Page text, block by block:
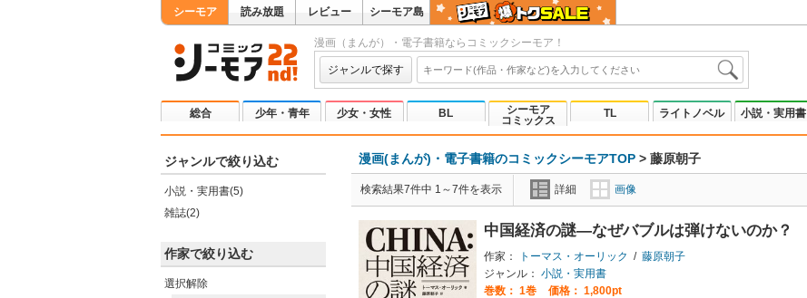
シーモア 読み放題 レビュー シーモア島
漫画（まんが）・電子書籍ならコミックシーモア！
ジャンルで探す
総合 少年・青年 少女・女性 BL
シーモア
コミックス
TL ライトノベル 小説・実用書
ジャンルで絞り込む
小説・実用書(5)
雑誌(2)
作家で絞り込む
選択解除
漫画(まんが)・電子書籍のコミックシーモアTOP > 藤原朝子
検索結果7件中 1～7件を表示 詳細 画像
中国経済の謎―なぜバブルは弾けないのか？
作家： トーマス・オーリック / 藤原朝子
ジャンル： 小説・実用書
巻数： 1巻
価格： 1,800pt